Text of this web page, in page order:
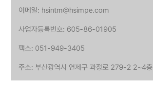
이메일: hsintm@hsimpe.com
사업자등록번호: 605-86-01905
팩스: 051-949-3405
주소: 부산광역시 연제구 과정로 279-2 2~4층